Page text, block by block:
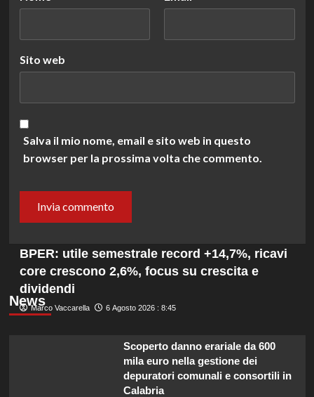
Sito web
Salva il mio nome, email e sito web in questo
browser per la prossima volta che commento.
News
BPER: utile semestrale record +14,7%, ricavi
core crescono 2,6%, focus su crescita e
dividendi
Marco Vaccarella 6 Agosto 2026 : 8:45
Scoperto danno erariale da 600
mila euro nella gestione dei
depuratori comunali e consortili in
Calabria